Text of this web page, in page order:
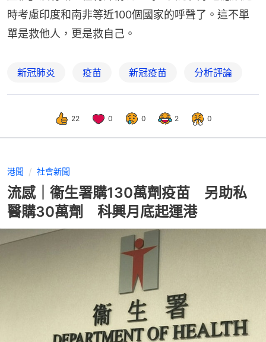
時考慮印度和南非等近100個國家的呼聲了。這不單
單是救他人，更是救自己。
新冠肺炎 疫苗 新冠疫苗 分析評論
22 0 0 2 0
港聞 社會新聞
流感｜衞生署購130萬劑疫苗 另助私
醫購30萬劑 科興月底起運港